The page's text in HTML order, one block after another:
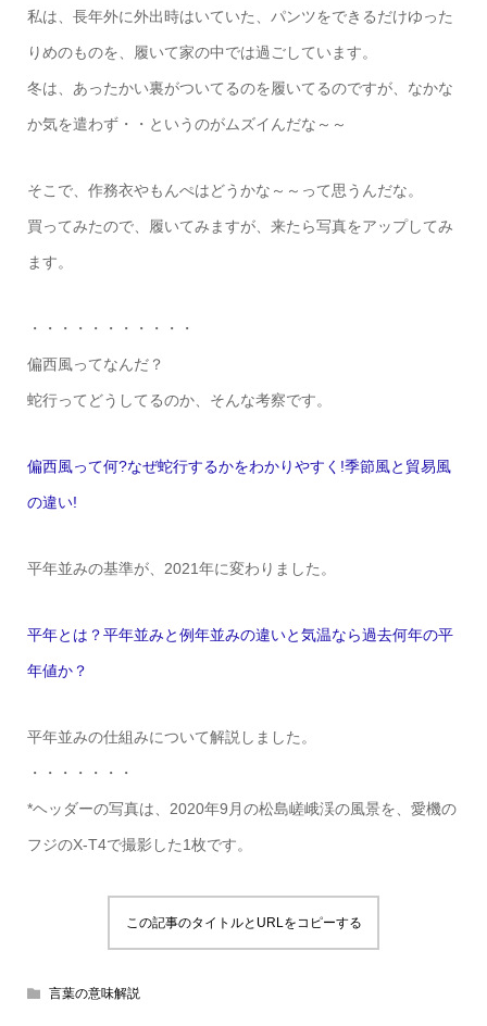
私は、長年外に外出時はいていた、パンツをできるだけゆった
りめのものを、履いて家の中では過ごしています。
冬は、あったかい裏がついてるのを履いてるのですが、なかな
か気を遣わず・・というのがムズイんだな～～
そこで、作務衣やもんぺはどうかな～～って思うんだな。
買ってみたので、履いてみますが、来たら写真をアップしてみ
ます。
・・・・・・・・・・・
偏西風ってなんだ？
蛇行ってどうしてるのか、そんな考察です。
偏西風って何?なぜ蛇行するかをわかりやすく!季節風と貿易風
の違い!
平年並みの基準が、2021年に変わりました。
平年とは？平年並みと例年並みの違いと気温なら過去何年の平
年値か？
平年並みの仕組みについて解説しました。
・・・・・・・
*ヘッダーの写真は、2020年9月の松島嵯峨渓の風景を、愛機の
フジのX-T4で撮影した1枚です。
この記事のタイトルとURLをコピーする
言葉の意味解説